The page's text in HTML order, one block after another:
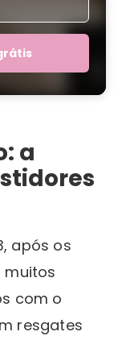
a
após os
muitos
com o
resgates